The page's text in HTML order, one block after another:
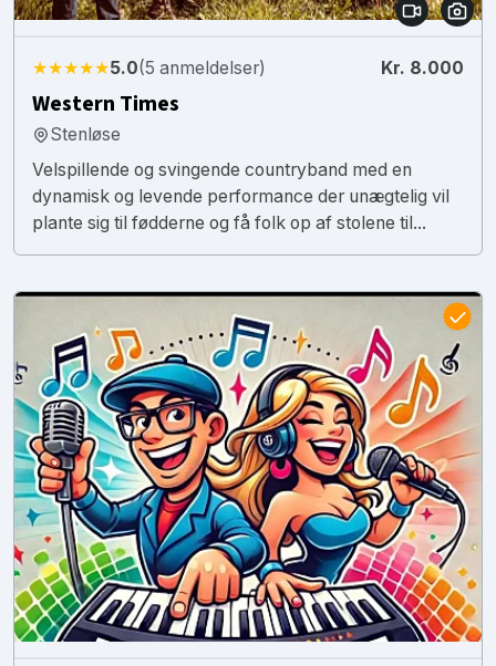
★★★★★5.0(5 anmeldelser) Kr. 8.000
Western Times
Stenløse
Velspillende og svingende countryband med en
dynamisk og levende performance der unægtelig vil
plante sig til fødderne og få folk op af stolene til...